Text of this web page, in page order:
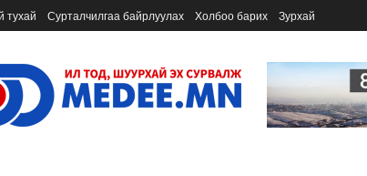
тухай Сурталчилгаа байрлуулах Холбоо барих Зурхай